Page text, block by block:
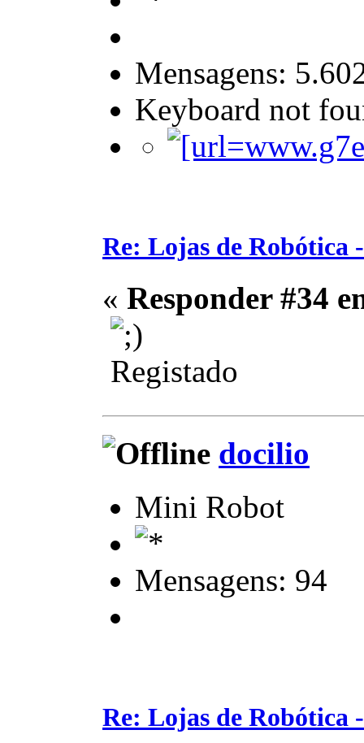
Mensagens:
Keyboard not
Re: Lojas de Robótica
« Responder #34
Registado
docilio
Mini Robot
Mensagens: 94
Re: Lojas de Robótica